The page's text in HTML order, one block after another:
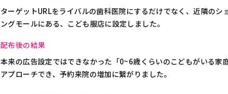
ターゲットURLをライバルの歯科医院にするだけでなく、近隣のシ
ングモールにある、こども服店に設定しました。
配布後の結果
本来の広告設定ではできなかった「0~6歳くらいのこどもがいる家
アプローチでき、予約来院の増加に繋がりました。